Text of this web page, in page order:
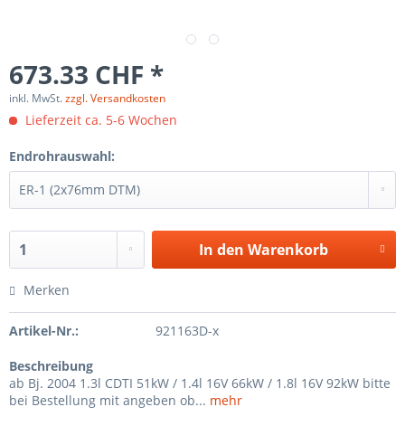
673.33 CHF *
inkl. MwSt.zzgl. Versandkosten
Lieferzeit ca. 5-6 Wochen
Endrohrauswahl:
In den Warenkorb
Merken
Artikel-Nr.: 921163D-x
Beschreibung
ab Bj. 2004 1.3l CDTI 51kW / 1.4l 16V 66kW / 1.8l 16V 92kW bitte
bei Bestellung mit angeben ob... mehr